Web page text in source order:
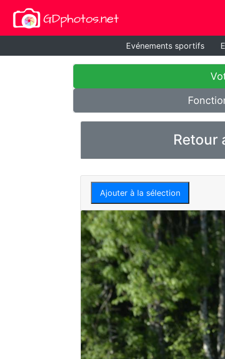
Evénements sportifs
Retour
Ajouter à la sélection